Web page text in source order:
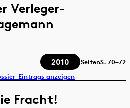
Verleger-
2010 SeitenS. 70–72
Eintrags anzeigen
Fracht!